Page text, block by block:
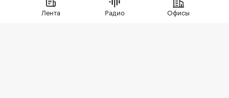
появлением в экспозиции нового
проекта бизнес-класса
Лента Радио Офисы